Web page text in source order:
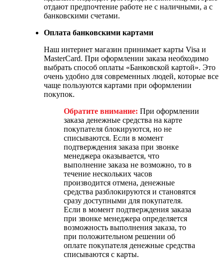
отдают предпочтение работе не с наличными, а с
банковскими счетами.
Оплата банковскими картами
Наш интернет магазин принимает карты Visa и
MasterCard. При оформлении заказа необходимо
выбрать способ оплаты «Банковской картой». Это
очень удобно для современных людей, которые все
чаще пользуются картами при оформлении
покупок.
Обратите внимание: При оформлении
заказа денежные средства на карте
покупателя блокируются, но не
списываются. Если в момент
подтверждения заказа при звонке
менеджера оказывается, что
выполнение заказа не возможно, то в
течение нескольких часов
производится отмена, денежные
средства разблокируются и становятся
сразу доступными для покупателя.
Если в момент подтверждения заказа
при звонке менеджера определяется
возможность выполнения заказа, то
при положительном решении об
оплате покупателя денежные средства
списываются с карты.